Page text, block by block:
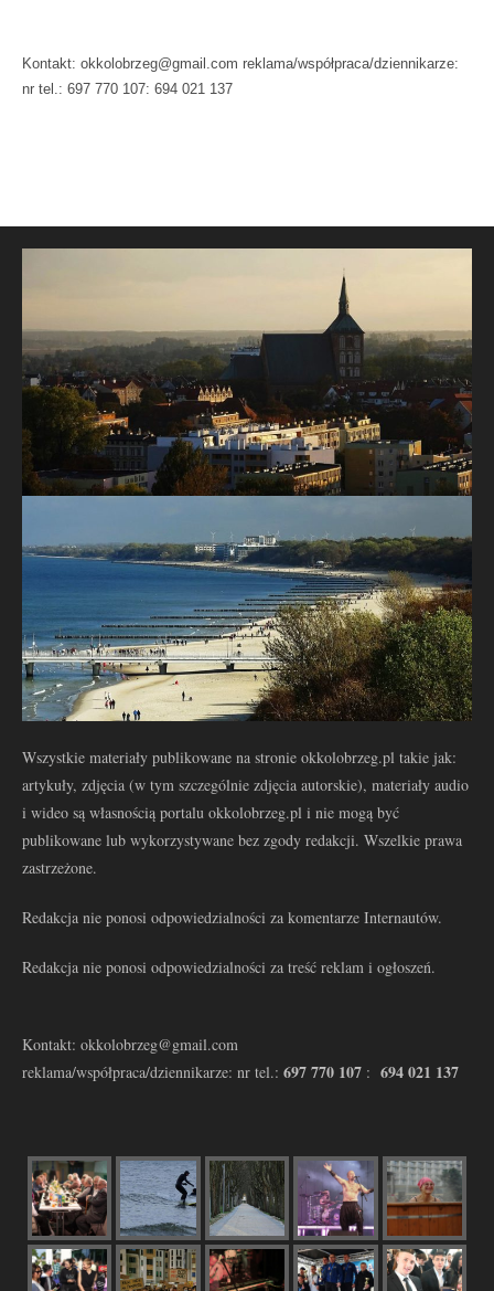
Kontakt: okkolobrzeg@gmail.com reklama/współpraca/dziennikarze:
nr tel.: 697 770 107: 694 021 137
Wszystkie materiały publikowane na stronie okkolobrzeg.pl takie jak:
artykuły, zdjęcia (w tym szczególnie zdjęcia autorskie), materiały audio
i wideo są własnością portalu okkolobrzeg.pl i nie mogą być
publikowane lub wykorzystywane bez zgody redakcji. Wszelkie prawa
zastrzeżone.
Redakcja nie ponosi odpowiedzialności za komentarze Internautów.
Redakcja nie ponosi odpowiedzialności za treść reklam i ogłoszeń.
Kontakt: okkolobrzeg@gmail.com
reklama/współpraca/dziennikarze: nr tel.: 697 770 107 : 694 021 137